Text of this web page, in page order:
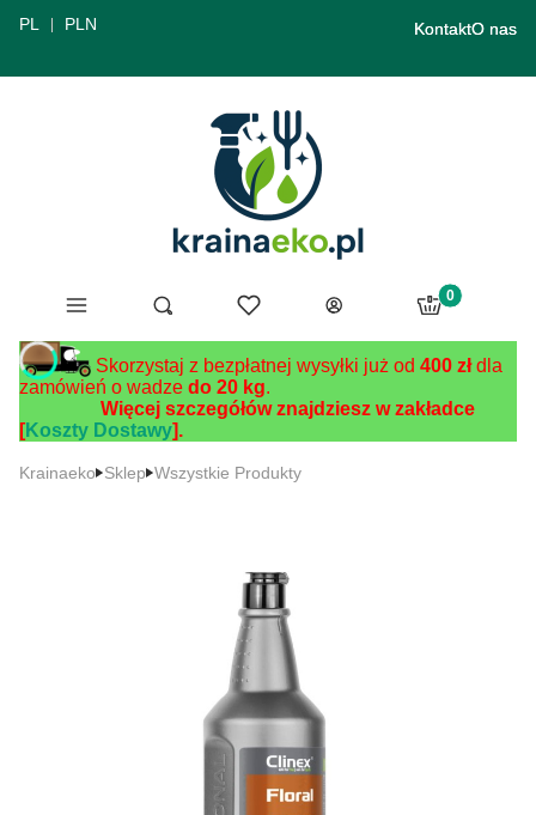
PL PLN KontaktO nas
Menu Otwórz wyszukiwarkę
Szukaj Ulubione
Zaloguj się
Produkty w
Koszyk
Skorzystaj z bezpłatnej wysyłki już od 400 złdla
zamówień o wadze do 20 kg.
Więcej szczegółów znajdziesz w zakładce
[Koszty Dostawy].
Krainaeko Sklep Wszystkie Produkty